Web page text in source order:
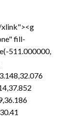
fill-
511.000000,